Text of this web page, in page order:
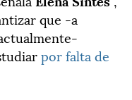
que -a
por falta de